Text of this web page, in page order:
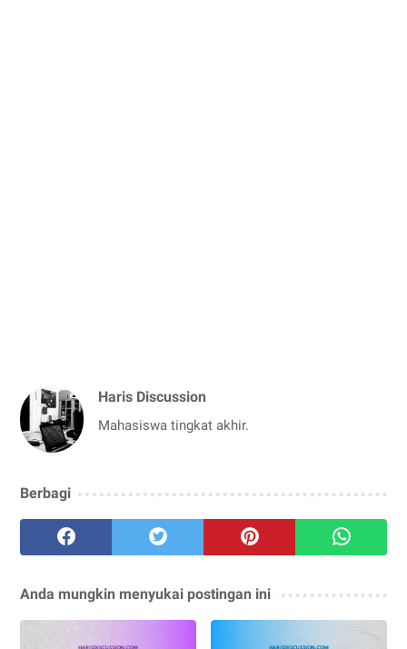
Haris Discussion
Mahasiswa tingkat akhir.
Berbagi
Anda mungkin menyukai postingan ini